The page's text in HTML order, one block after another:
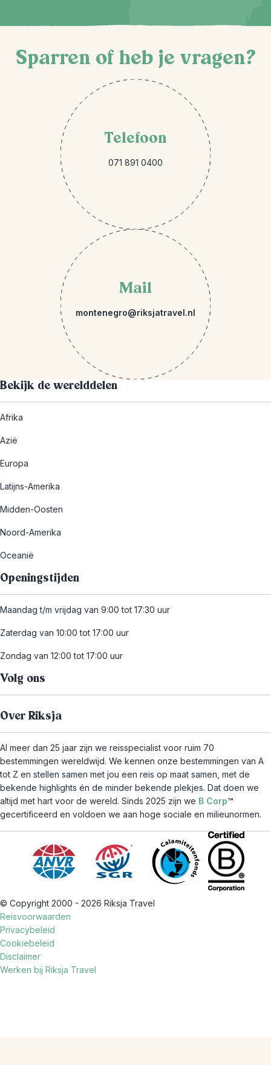
Sparren of heb je vragen?
Telefoon
071 891 0400
Mail
montenegro@riksjatravel.nl
Bekijk de werelddelen
Afrika
Azië
Europa
Latijns-Amerika
Midden-Oosten
Noord-Amerika
Oceanië
Openingstijden
Maandag t/m vrijdag van 9:00 tot 17:30 uur
Zaterdag van 10:00 tot 17:00 uur
Zondag van 12:00 tot 17:00 uur
Volg ons
Over Riksja
Al meer dan 25 jaar zijn we reisspecialist voor ruim 70
bestemmingen wereldwijd. We kennen onze bestemmingen van A
tot Z en stellen samen met jou een reis op maat samen, met de
bekende highlights én de minder bekende plekjes. Dat doen we
altijd met hart voor de wereld. Sinds 2025 zijn we B Corp™
gecertificeerd en voldoen we aan hoge sociale en milieunormen.
© Copyright 2000 - 2026 Riksja Travel
Reisvoorwaarden
Privacybeleid
Cookiebeleid
Disclaimer
Werken bij Riksja Travel